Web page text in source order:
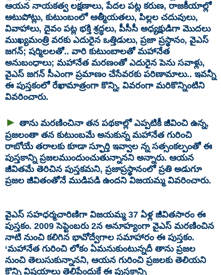
ఆయన నాయకత్వ లక్షణాలు, పేదల పట్ల కరుణ, రాజకీయాల్లో
ఆటుపోట్లు, కుటుంబంలో ఆత్మీయతలు, పిల్లల చదువులు,
వివాహాలు, దైవం పట్ల భక్తి శ్రద్ధలు, పీసీసీ అధ్యక్షుడిగా మొదలు
ముఖ్యమంత్రి వరకు ఎదురైన ఒత్తిడులు, ప్రజా ప్రస్థానం, వైఎస్‌
జగన్‌; షర్మిలలతో.. వారి కుటుంబాలతో మహానేత
అనుబంధాలు; మహానేత మరణంతో ఎదురైన పెను సవాళ్లు,
వైఎస్‌ జగన్‌ సీఎంగా ప్రమాణం చేసేవరకు పరిణామాలు.. ఇవన్నీ
ఈ పుస్తకంలో రేఖామాత్రంగా కొన్ని, వివరంగా మరికొన్నింటిని
వివరించారు.
► తాను మరణించినా తన పథకాల్లో ఎప్పటికీ జీవించి ఉన్న,
ప్రజలంతా తన కుటుంబమే అనుకున్న మహానేత గురించి
రాబోయే తరాలకు కూడా స్ఫూర్తి ఇవ్వాల న్న సత్సంకల్పంతో ఈ
పుస్తకాన్ని ప్రజలముందుంచుతున్నానని అన్నారు. ఆయన
జీవితమే తెరిచిన పుస్తకమని, ప్రజాప్రస్థానంలో ప్రతి అడుగూ
ప్రజల జీవితంతోనే ముడిపడి ఉందని విజయమ్మ వివరించారు.
వైఎస్‌ సహధర్మచారిణిగా విజయమ్మ 37 ఏళ్ల జీవితసారం ఈ
పుస్తకం. 2009 సెప్టెంబరు 2న అనూహ్యంగా వైఎస్‌ మరణించిన
నాటి నుంచి కలిగిన భావోద్వేగాల సమాహారం ఈ పుస్తకం.
‘మహానేత గురించి లోకం ఏమనుకుంటున్నదీ తాను ప్రజల
నుంచి తెలుసుకున్నానని, ఆయన గురించి ప్రజలకు తెలియని
కొన్ని విషయాలు తెలిపేందుకే ఈ పుస్తకాన్ని